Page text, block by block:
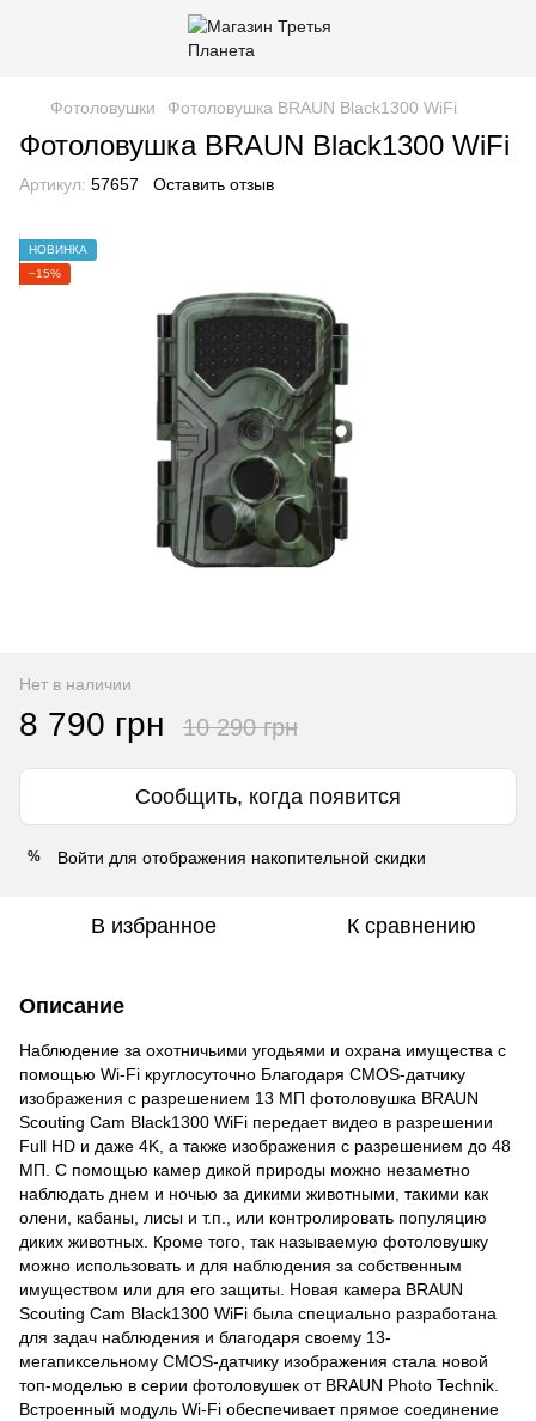
Фотоловушки Фотоловушка BRAUN Black1300 WiFi
Фотоловушка BRAUN Black1300 WiFi
Артикул: 57657 Оставить отзыв
НОВИНКА
−15%
Нет в наличии
8 790 грн 10 290 грн
Сообщить, когда появится
% Войти для отображения накопительной скидки
В избранное К сравнению
Описание
Наблюдение за охотничьими угодьями и охрана имущества с
помощью Wi-Fi круглосуточно Благодаря CMOS-датчику
изображения с разрешением 13 МП фотоловушка BRAUN
Scouting Cam Black1300 WiFi передает видео в разрешении
Full HD и даже 4K, а также изображения с разрешением до 48
МП. С помощью камер дикой природы можно незаметно
наблюдать днем и ночью за дикими животными, такими как
олени, кабаны, лисы и т.п., или контролировать популяцию
диких животных. Кроме того, так называемую фотоловушку
можно использовать и для наблюдения за собственным
имуществом или для его защиты. Новая камера BRAUN
Scouting Cam Black1300 WiFi была специально разработана
для задач наблюдения и благодаря своему 13-
мегапиксельному CMOS-датчику изображения стала новой
топ-моделью в серии фотоловушек от BRAUN Photo Technik.
Встроенный модуль Wi-Fi обеспечивает прямое соединение